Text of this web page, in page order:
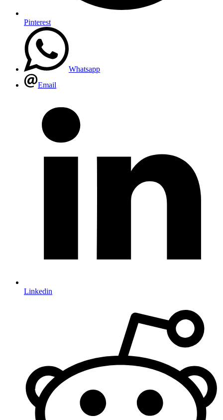
Pinterest
Whatsapp
Email
Linkedin